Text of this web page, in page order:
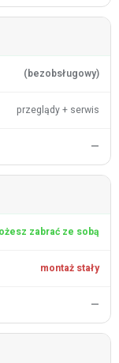
(bezobsługowy)
przeglądy + serwis
—
zabrać ze sobą
montaż stały
—